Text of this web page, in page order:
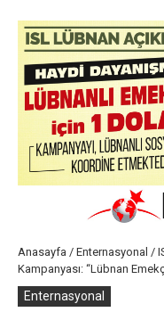
Anasayfa / Enternasyonal /
Kampanyası: “Lübnan
Enternasyonal